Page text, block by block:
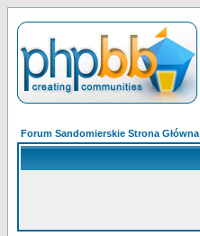
Forum Sandomierskie Strona Główna